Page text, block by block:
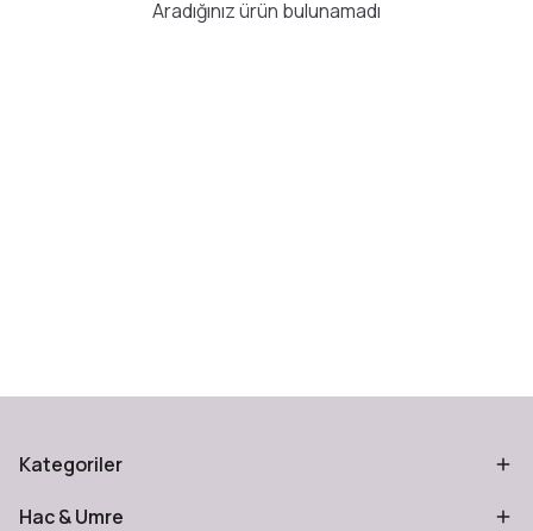
Aradığınız ürün bulunamadı
Kategoriler
Hac & Umre